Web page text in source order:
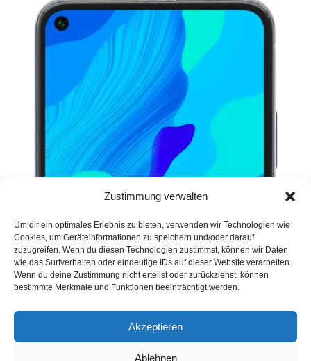
Zustimmung verwalten
Um dir ein optimales Erlebnis zu bieten, verwenden wir Technologien wie
Cookies, um Geräteinformationen zu speichern und/oder darauf
zuzugreifen. Wenn du diesen Technologien zustimmst, können wir Daten
wie das Surfverhalten oder eindeutige IDs auf dieser Website verarbeiten.
Wenn du deine Zustimmung nicht erteilst oder zurückziehst, können
bestimmte Merkmale und Funktionen beeinträchtigt werden.
Akzeptieren
Ablehnen